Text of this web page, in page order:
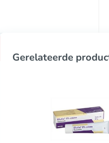
Gerelateerde